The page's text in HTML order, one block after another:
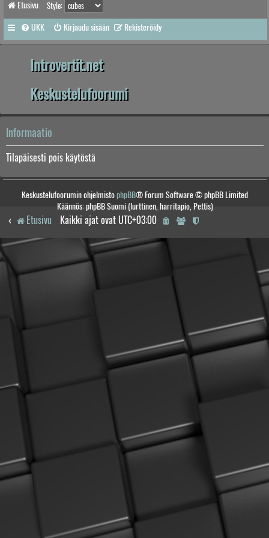
Etusivu Style:
UKK Kirjaudu sisään Rekisteröidy
Introvertit.net
Keskustelufoorumi
Informaatio
Tilapäisesti pois käytöstä
Keskustelufoorumin ohjelmistophpBB® Forum Software © phpBB Limited
Käännös: phpBB Suomi (lurttinen, harritapio, Pettis)
Etusivu Kaikki ajat ovat UTC+03:00